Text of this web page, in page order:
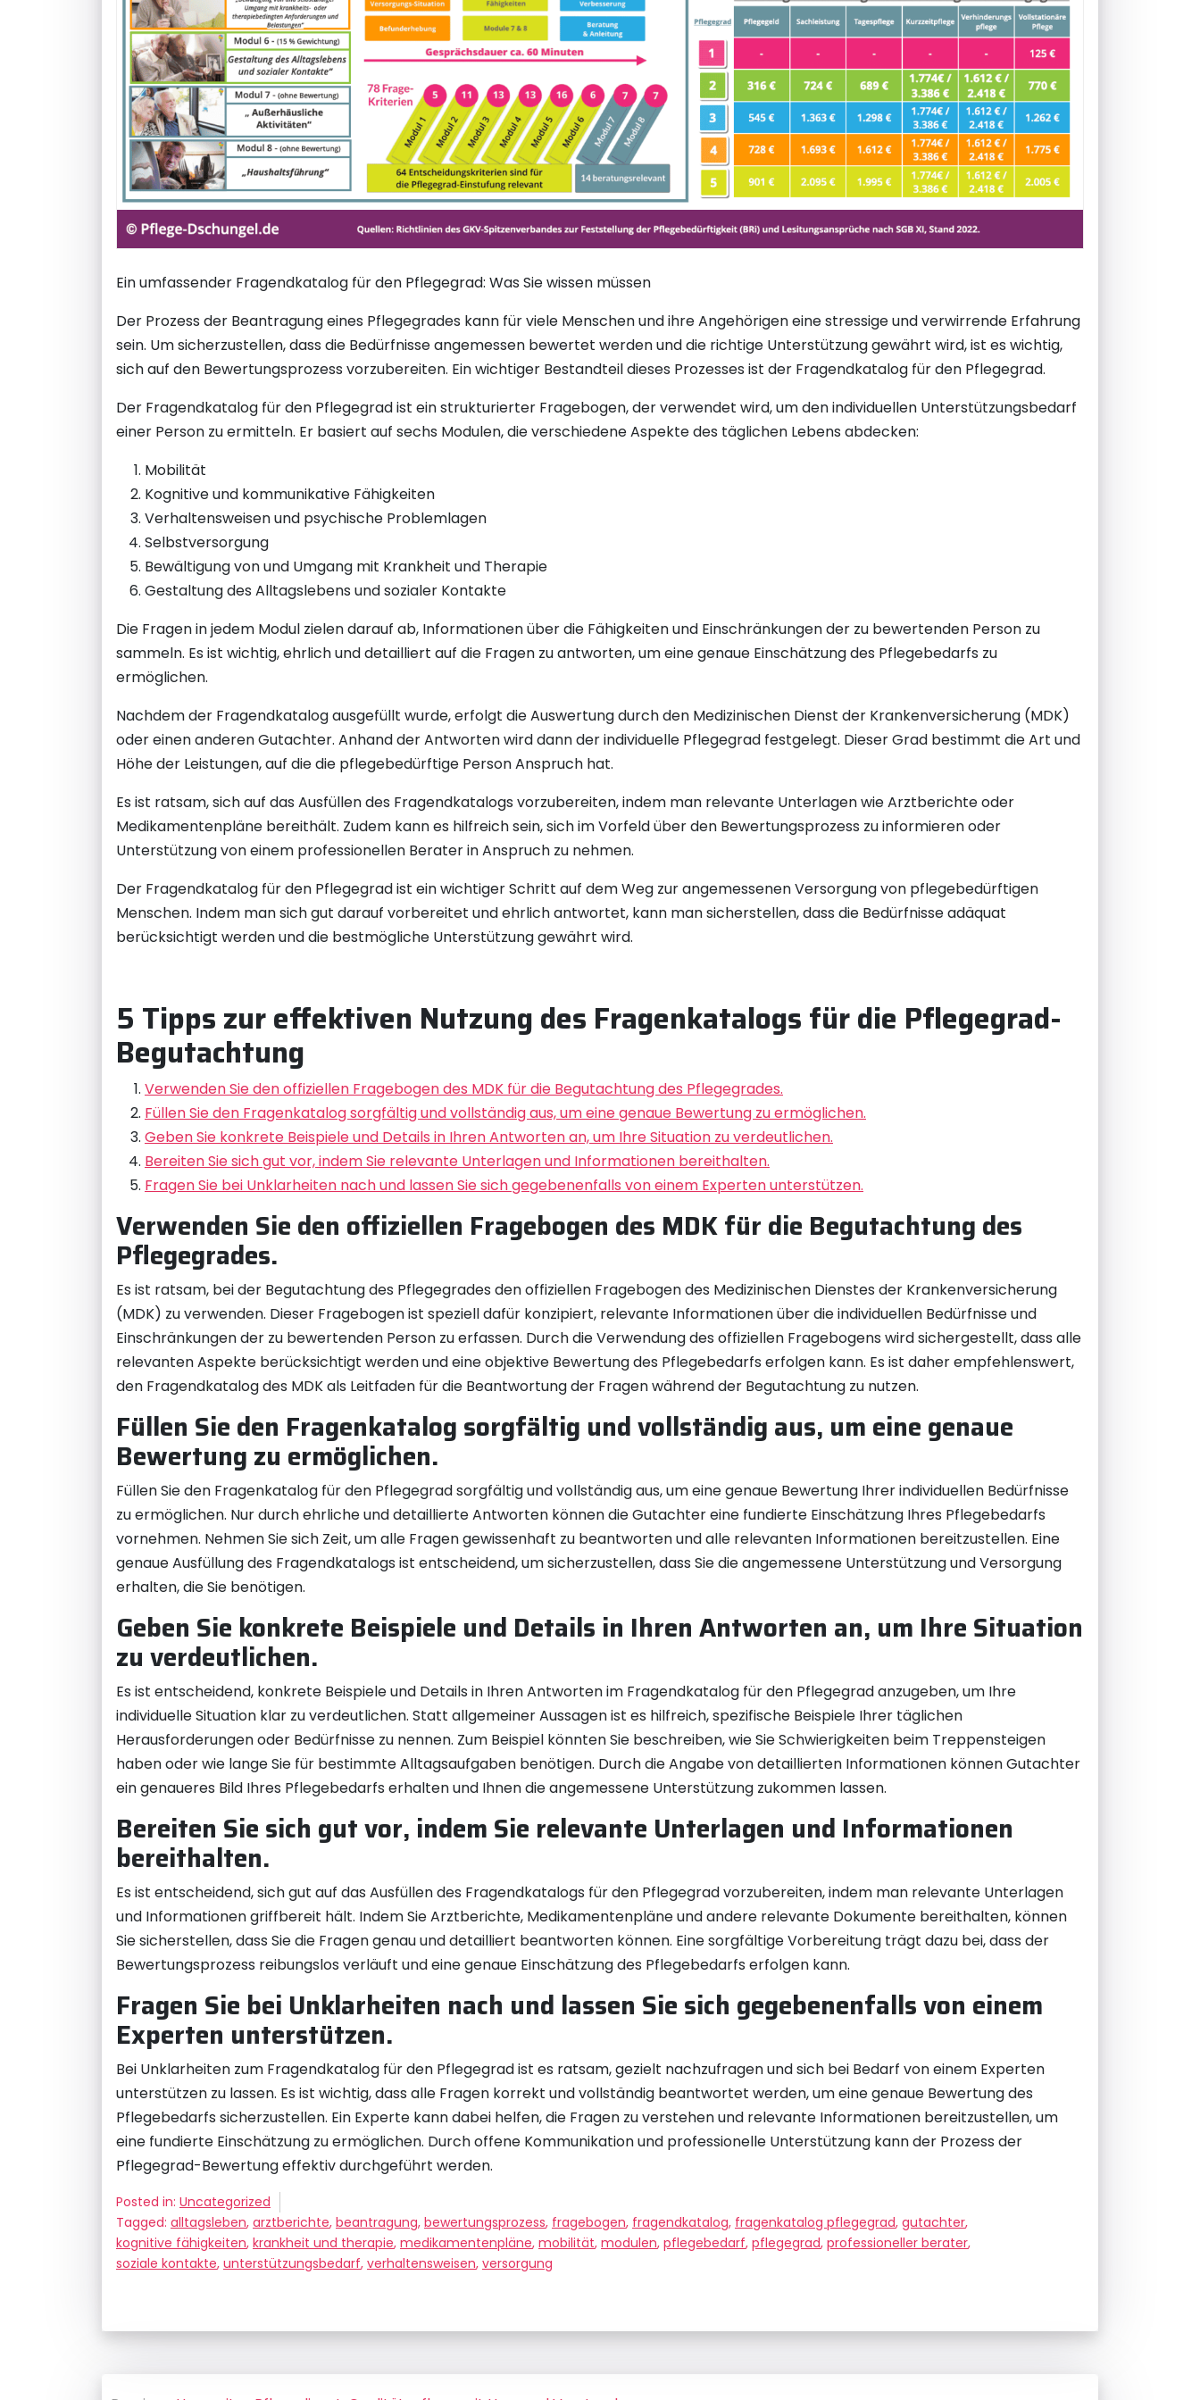
Ein umfassender Fragendkatalog für den Pflegegrad: Was Sie wissen müssen
Der Prozess der Beantragung eines Pflegegrades kann für viele Menschen und ihre Angehörigen eine stressige und verwirrende Erfahrung
sein. Um sicherzustellen, dass die Bedürfnisse angemessen bewertet werden und die richtige Unterstützung gewährt wird, ist es wichtig,
sich auf den Bewertungsprozess vorzubereiten. Ein wichtiger Bestandteil dieses Prozesses ist der Fragendkatalog für den Pflegegrad.
Der Fragendkatalog für den Pflegegrad ist ein strukturierter Fragebogen, der verwendet wird, um den individuellen Unterstützungsbedarf
einer Person zu ermitteln. Er basiert auf sechs Modulen, die verschiedene Aspekte des täglichen Lebens abdecken:
Mobilität
Kognitive und kommunikative Fähigkeiten
Verhaltensweisen und psychische Problemlagen
Selbstversorgung
Bewältigung von und Umgang mit Krankheit und Therapie
Gestaltung des Alltagslebens und sozialer Kontakte
Die Fragen in jedem Modul zielen darauf ab, Informationen über die Fähigkeiten und Einschränkungen der zu bewertenden Person zu
sammeln. Es ist wichtig, ehrlich und detailliert auf die Fragen zu antworten, um eine genaue Einschätzung des Pflegebedarfs zu
ermöglichen.
Nachdem der Fragendkatalog ausgefüllt wurde, erfolgt die Auswertung durch den Medizinischen Dienst der Krankenversicherung (MDK)
oder einen anderen Gutachter. Anhand der Antworten wird dann der individuelle Pflegegrad festgelegt. Dieser Grad bestimmt die Art und
Höhe der Leistungen, auf die die pflegebedürftige Person Anspruch hat.
Es ist ratsam, sich auf das Ausfüllen des Fragendkatalogs vorzubereiten, indem man relevante Unterlagen wie Arztberichte oder
Medikamentenpläne bereithält. Zudem kann es hilfreich sein, sich im Vorfeld über den Bewertungsprozess zu informieren oder
Unterstützung von einem professionellen Berater in Anspruch zu nehmen.
Der Fragendkatalog für den Pflegegrad ist ein wichtiger Schritt auf dem Weg zur angemessenen Versorgung von pflegebedürftigen
Menschen. Indem man sich gut darauf vorbereitet und ehrlich antwortet, kann man sicherstellen, dass die Bedürfnisse adäquat
berücksichtigt werden und die bestmögliche Unterstützung gewährt wird.
5 Tipps zur effektiven Nutzung des Fragenkatalogs für die Pflegegrad-
Begutachtung
Verwenden Sie den offiziellen Fragebogen des MDK für die Begutachtung des Pflegegrades.
Füllen Sie den Fragenkatalog sorgfältig und vollständig aus, um eine genaue Bewertung zu ermöglichen.
Geben Sie konkrete Beispiele und Details in Ihren Antworten an, um Ihre Situation zu verdeutlichen.
Bereiten Sie sich gut vor, indem Sie relevante Unterlagen und Informationen bereithalten.
Fragen Sie bei Unklarheiten nach und lassen Sie sich gegebenenfalls von einem Experten unterstützen.
Verwenden Sie den offiziellen Fragebogen des MDK für die Begutachtung des
Pflegegrades.
Es ist ratsam, bei der Begutachtung des Pflegegrades den offiziellen Fragebogen des Medizinischen Dienstes der Krankenversicherung
(MDK) zu verwenden. Dieser Fragebogen ist speziell dafür konzipiert, relevante Informationen über die individuellen Bedürfnisse und
Einschränkungen der zu bewertenden Person zu erfassen. Durch die Verwendung des offiziellen Fragebogens wird sichergestellt, dass alle
relevanten Aspekte berücksichtigt werden und eine objektive Bewertung des Pflegebedarfs erfolgen kann. Es ist daher empfehlenswert,
den Fragendkatalog des MDK als Leitfaden für die Beantwortung der Fragen während der Begutachtung zu nutzen.
Füllen Sie den Fragenkatalog sorgfältig und vollständig aus, um eine genaue
Bewertung zu ermöglichen.
Füllen Sie den Fragenkatalog für den Pflegegrad sorgfältig und vollständig aus, um eine genaue Bewertung Ihrer individuellen Bedürfnisse
zu ermöglichen. Nur durch ehrliche und detaillierte Antworten können die Gutachter eine fundierte Einschätzung Ihres Pflegebedarfs
vornehmen. Nehmen Sie sich Zeit, um alle Fragen gewissenhaft zu beantworten und alle relevanten Informationen bereitzustellen. Eine
genaue Ausfüllung des Fragendkatalogs ist entscheidend, um sicherzustellen, dass Sie die angemessene Unterstützung und Versorgung
erhalten, die Sie benötigen.
Geben Sie konkrete Beispiele und Details in Ihren Antworten an, um Ihre Situation
zu verdeutlichen.
Es ist entscheidend, konkrete Beispiele und Details in Ihren Antworten im Fragendkatalog für den Pflegegrad anzugeben, um Ihre
individuelle Situation klar zu verdeutlichen. Statt allgemeiner Aussagen ist es hilfreich, spezifische Beispiele Ihrer täglichen
Herausforderungen oder Bedürfnisse zu nennen. Zum Beispiel könnten Sie beschreiben, wie Sie Schwierigkeiten beim Treppensteigen
haben oder wie lange Sie für bestimmte Alltagsaufgaben benötigen. Durch die Angabe von detaillierten Informationen können Gutachter
ein genaueres Bild Ihres Pflegebedarfs erhalten und Ihnen die angemessene Unterstützung zukommen lassen.
Bereiten Sie sich gut vor, indem Sie relevante Unterlagen und Informationen
bereithalten.
Es ist entscheidend, sich gut auf das Ausfüllen des Fragendkatalogs für den Pflegegrad vorzubereiten, indem man relevante Unterlagen
und Informationen griffbereit hält. Indem Sie Arztberichte, Medikamentenpläne und andere relevante Dokumente bereithalten, können
Sie sicherstellen, dass Sie die Fragen genau und detailliert beantworten können. Eine sorgfältige Vorbereitung trägt dazu bei, dass der
Bewertungsprozess reibungslos verläuft und eine genaue Einschätzung des Pflegebedarfs erfolgen kann.
Fragen Sie bei Unklarheiten nach und lassen Sie sich gegebenenfalls von einem
Experten unterstützen.
Bei Unklarheiten zum Fragendkatalog für den Pflegegrad ist es ratsam, gezielt nachzufragen und sich bei Bedarf von einem Experten
unterstützen zu lassen. Es ist wichtig, dass alle Fragen korrekt und vollständig beantwortet werden, um eine genaue Bewertung des
Pflegebedarfs sicherzustellen. Ein Experte kann dabei helfen, die Fragen zu verstehen und relevante Informationen bereitzustellen, um
eine fundierte Einschätzung zu ermöglichen. Durch offene Kommunikation und professionelle Unterstützung kann der Prozess der
Pflegegrad-Bewertung effektiv durchgeführt werden.
Posted in: Uncategorized
Tagged: alltagsleben, arztberichte, beantragung, bewertungsprozess, fragebogen, fragendkatalog, fragenkatalog pflegegrad, gutachter,
kognitive fähigkeiten, krankheit und therapie, medikamentenpläne, mobilität, modulen, pflegebedarf, pflegegrad, professioneller berater,
soziale kontakte, unterstützungsbedarf, verhaltensweisen, versorgung
Beitragsnavigation